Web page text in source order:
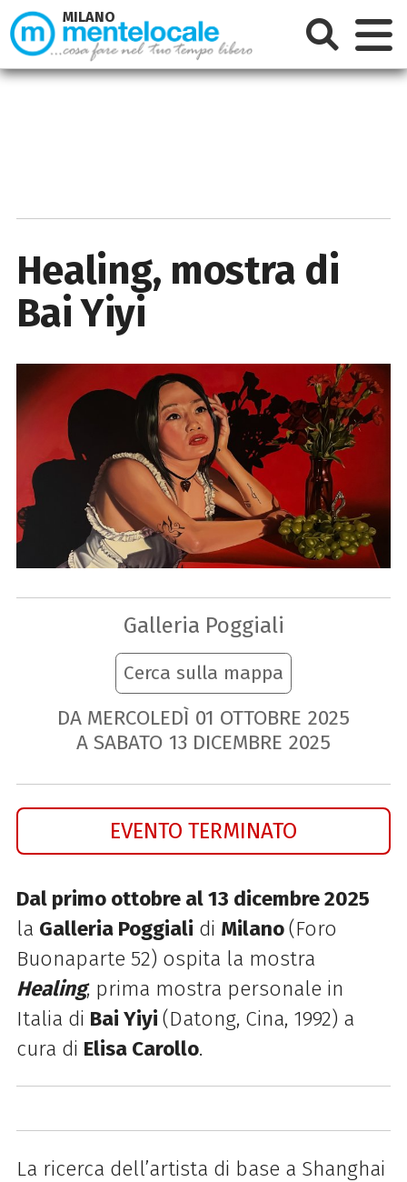
Healing, mostra di
Bai Yiyi
Galleria Poggiali
Cerca sulla mappa
DA MERCOLEDÌ 01 OTTOBRE 2025
A SABATO 13 DICEMBRE 2025
EVENTO TERMINATO
Dal primo ottobre al 13 dicembre 2025
la Galleria Poggiali di Milano(Foro
Buonaparte 52) ospita la mostra
Healing,prima mostra personale in
Italia di Bai Yiyi (Datong, Cina, 1992) a
cura di Elisa Carollo.
La ricerca dell’artista di base a Shanghai
MILANO